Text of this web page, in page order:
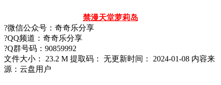
禁漫天堂萝莉岛
?微信公众号：奇奇乐分享
?QQ频道：奇奇乐分享
?Q群号码：90859992
文件大小：
23.2 M 提取码： 无更新时间： 2024-01-08 内容来
源：云盘用户